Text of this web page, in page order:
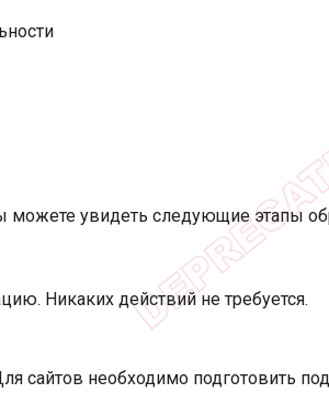
можете увидеть следующие этапы
Никаких действий не требуется.
сайтов необходимо подготовить